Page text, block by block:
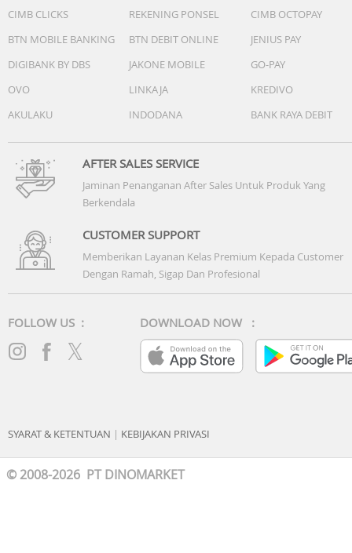
CIMB CLICKS
REKENING PONSEL
CIMB OCTOPAY
BTN MOBILE BANKING
BTN DEBIT ONLINE
JENIUS PAY
DIGIBANK BY DBS
JAKONE MOBILE
GO-PAY
OVO
LINKAJA
KREDIVO
AKULAKU
INDODANA BANK RAYA DEBIT
AFTER SALES SERVICE
Jaminan Penanganan After Sales Untuk Produk Yang
Berkendala
CUSTOMER SUPPORT
Memberikan Layanan Kelas Premium Kepada Customer
Dengan Ramah, Sigap Dan Profesional
FOLLOW US : DOWNLOAD NOW :
SYARAT & KETENTUAN | KEBIJAKAN PRIVASI
© 2008-2026 PT DINOMARKET